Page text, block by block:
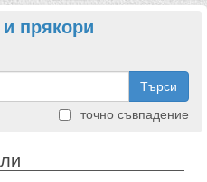
прякори
Търси
точно съвпадение